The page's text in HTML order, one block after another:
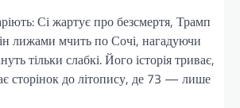
Сі жартує про безсмертя, Трамп
лижами мчить по Сочі, нагадуючи
тільки слабкі. Його історія триває,
сторінок до літопису, де 73 — лише